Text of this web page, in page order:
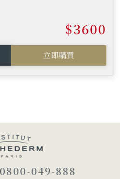
$3600
立即購買
049-888